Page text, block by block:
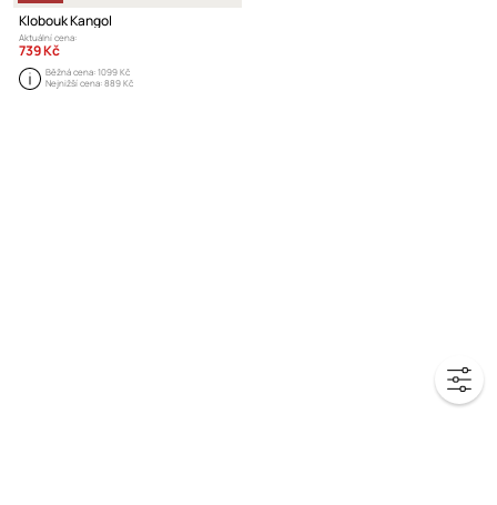
Klobouk Kangol
Aktuální cena:
739 Kč
Běžná cena:1099 Kč
Nejnižší cena:889 Kč